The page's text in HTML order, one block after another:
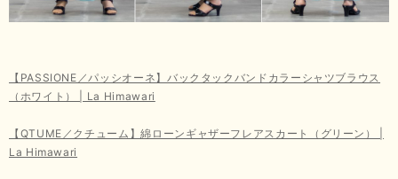
【PASSIONE／パッシオーネ】バックタックバンドカラーシャツブラウス
（ホワイト） | La Himawari
【QTUME／クチューム】綿ローンギャザーフレアスカート（グリーン） |
La Himawari